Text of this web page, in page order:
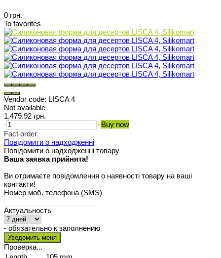
0 грн.
To favorites
Vendor code: LISCA 4
Not available
1,479.92 грн.
-
+Buy now
Fact order
Повідомити о надходженні
Повідомити о надходженні товару
Ваша заявка прийнята!
Ви отримаєте повідомлення о наявності товару на ваші
контакти!
Номер моб. телефона (SMS)
Актуальность
- обязательно к заполнению
Проверка...